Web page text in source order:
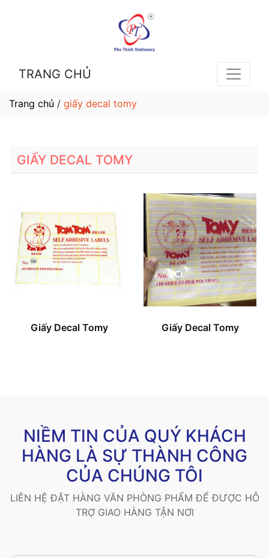
TRANG CHỦ
Trang chủ / giấy decal tomy
GIẤY DECAL TOMY
Giấy Decal Tomy Giấy Decal Tomy
NIỀM TIN CỦA QUÝ KHÁCH
HÀNG LÀ SỰ THÀNH CÔNG
CỦA CHÚNG TÔI
LIÊN HỆ ĐẶT HÀNG VĂN PHÒNG PHẨM ĐỂ ĐƯỢC HỖ
TRỢ GIAO HÀNG TẬN NƠI